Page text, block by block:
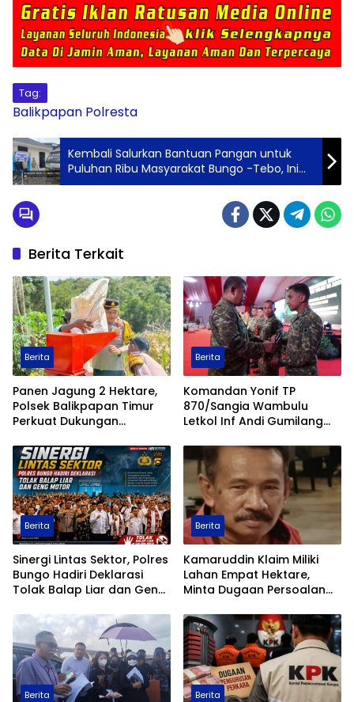
Tag:
Balikpapan Polresta
Kembali Salurkan Bantuan Pangan untuk
Puluhan Ribu Masyarakat Bungo -Tebo, Ini
Pesan Pinca Bulog
Berita Terkait
Berita
Panen Jagung 2 Hektare,
Polsek Balikpapan Timur
Perkuat Dukungan
Pangan Nasional
Berita
Komandan Yonif TP
870/Sangia Wambulu
Letkol Inf Andi Gumilang
Renang Militer Tahun 2026
Berita
Sinergi Lintas Sektor, Polres
Bungo Hadiri Deklarasi
Tolak Balap Liar dan Geng
Berita
Kamaruddin Klaim Miliki
Lahan Empat Hektare,
Minta Dugaan Persoalan
Transparan
Berita Berita